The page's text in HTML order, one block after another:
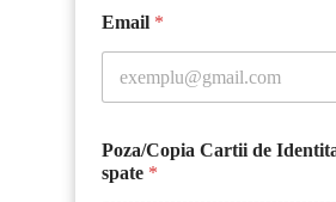
Email *
Poza/Copia Cartii de
spate *